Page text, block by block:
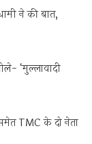
ने की बात,
‘मुल्लावादी
TMC के दो नेता